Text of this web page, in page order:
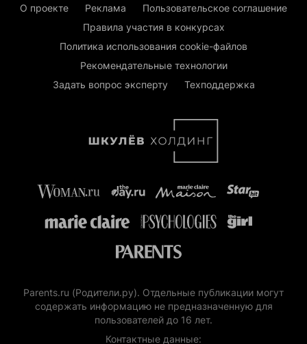
О проекте Реклама
Пользовательское соглашение
Правила участия в конкурсах
Политика использования cookie-файлов
Рекомендательные технологии
Задать вопрос эксперту
Техподдержка
Parents.ru (Родители.ру). Отдельные публикации могут
содержать информацию не предназначенную для
пользователей до 16 лет.
Контактные данные: